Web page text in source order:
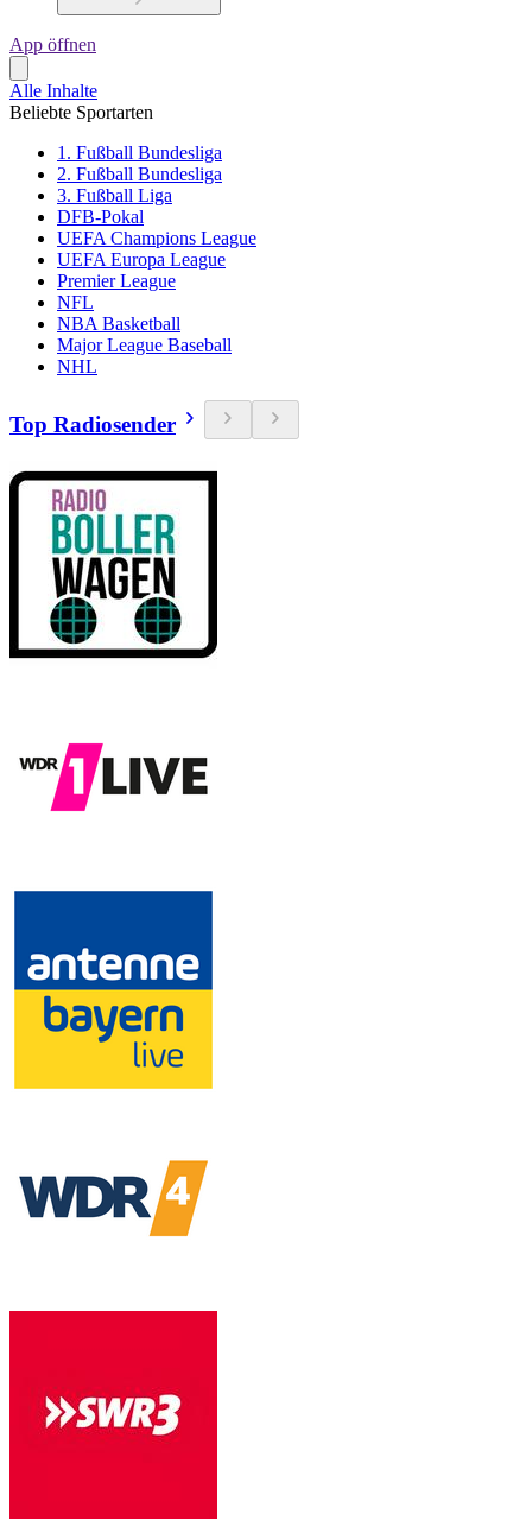
App öffnen
Alle Inhalte
Beliebte Sportarten
1. Fußball Bundesliga
2. Fußball Bundesliga
3. Fußball Liga
DFB-Pokal
UEFA Champions League
UEFA Europa League
Premier League
NFL
NBA Basketball
Major League Baseball
NHL
Top Radiosender